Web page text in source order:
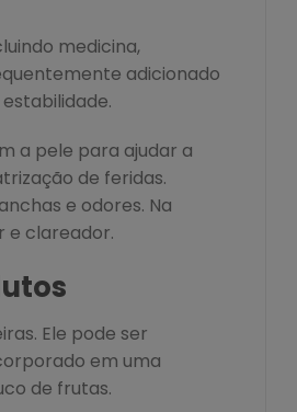
medicina,
adicionado
a pele para ajudar a
de feridas.
e odores. Na
e clareador.
Ele pode ser
em uma
de frutas.